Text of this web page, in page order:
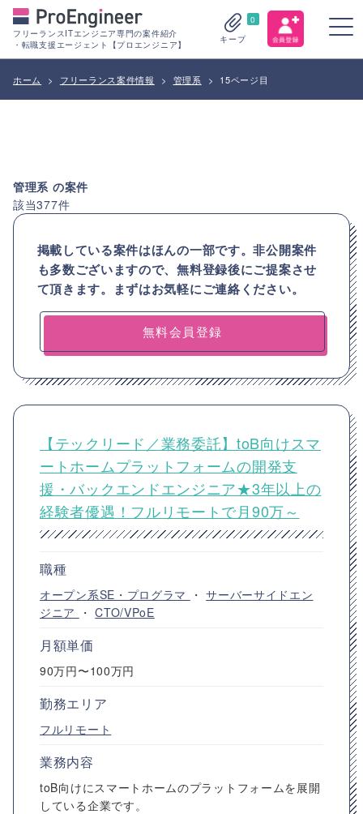
フリーランスITエンジニア専門の案件紹介
・転職支援エージェント【プロエンジニア】
0
キープ
ホーム > フリーランス案件情報 > 管理系 > 15ページ目
管理系 の案件
該当377件
掲載している案件はほんの一部です。非公開案件
も多数ございますので、無料登録後にご提案させ
て頂きます。まずはお気軽にご連絡ください。
無料会員登録
【テックリード／業務委託】toB向けスマ
ートホームプラットフォームの開発支
援・バックエンドエンジニア★3年以上の
経験者優遇！フルリモートで月90万～
職種
オープン系SE・プログラマ ・サーバーサイドエン
ジニア
・CTO/VPoE
月額単価
90万円〜100万円
勤務エリア
フルリモート
業務内容
toB向けにスマートホームのプラットフォームを展開
している企業です。